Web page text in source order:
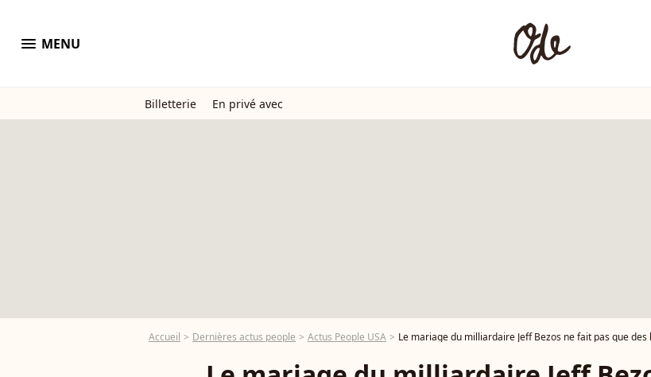
menu MENU
Billetterie En privé avec
Accueil Dernières actus people Actus People USA Le mariage du milliardaire Jeff Bezos ne fait pas que